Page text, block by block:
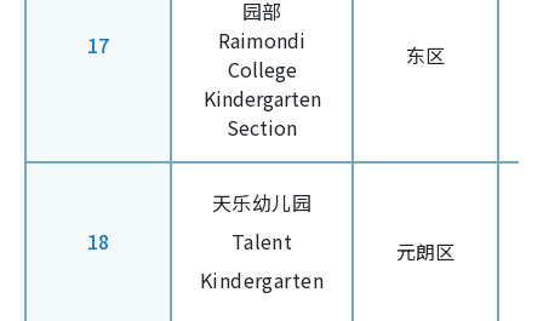
17
园部
Raimondi
College
Kindergarten
Section
东区
18
天乐幼儿园
Talent
Kindergarten
元朗区